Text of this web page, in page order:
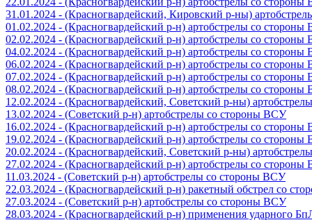
31.01.2024 - (Красногвардейский, Кировский р-ны)
01.02.2024 - (Красногвардейский р-н) артобстрелы со
02.02.2024 - (Красногвардейский р-н) артобстрелы со
04.02.2024 - (Красногвардейский р-н) артобстрелы со
06.02.2024 - (Красногвардейский р-н) артобстрелы со
07.02.2024 - (Красногвардейский р-н) артобстрелы со
08.02.2024 - (Красногвардейский р-н) артобстрелы со
12.02.2024 - (Красногвардейский, Советский р-ны)
13.02.2024 - (Советский р-н) артобстрелы со стороны ВСУ
16.02.2024 - (Красногвардейский р-н) артобстрелы со
19.02.2024 - (Красногвардейский р-н) артобстрелы со
20.02.2024 - (Красногвардейский, Советский р-ны)
27.02.2024 - (Красногвардейский р-н) артобстрелы со
11.03.2024 - (Советский р-н) артобстрелы со стороны ВСУ
22.03.2024 - (Красногвардейский р-н) ракетный обстрел со
27.03.2024 - (Советский р-н) артобстрелы со стороны ВСУ
28.03.2024 - (Красногвардейский р-н) применения ударного